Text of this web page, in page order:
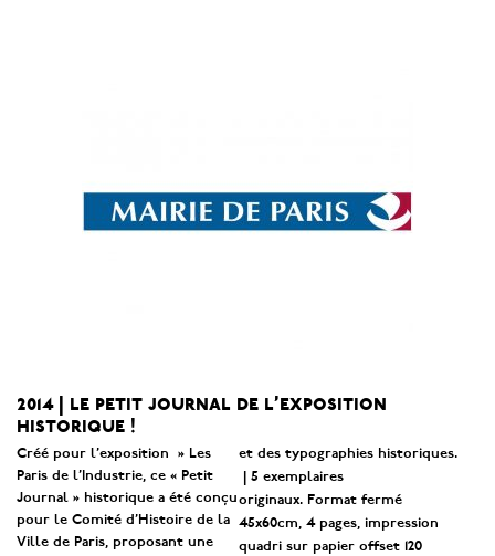
2014 | le petit journal de l’exposition
historique !
Créé pour l’exposition » Les
Paris de l’Industrie, ce « Petit
Journal » historique a été conçu
pour le Comité d’Histoire de la
Ville de Paris, proposant une
et des typographies historiques.
5 exemplaires
originaux. Format fermé
45x60cm, 4 pages, impression
quadri sur papier offset 120